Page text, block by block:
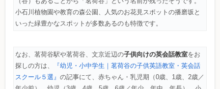
小石川植物園や教育の森公園、人気のお花見スポットの播磨坂と
いった緑豊かなスポットが多数あるのも特徴です。
なお、茗荷谷駅や茗荷谷、文京近辺の子供向けの英会話教室をお
探しの方は、
『幼児・小中学生｜茗荷谷の子供英語教室・英会話
スクール５選』 の記事にて、赤ちゃん・乳児期（0歳、1歳、2歳／